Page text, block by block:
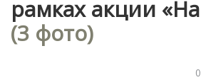
рамках акции
(3 фото)